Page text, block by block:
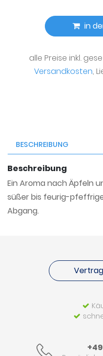
in
alle Preise inkl.
Versandkosten,
BESCHREIBUNG
Beschreibung
Ein Aroma nach Äpfeln
süßer bis feurig-
Abgang.